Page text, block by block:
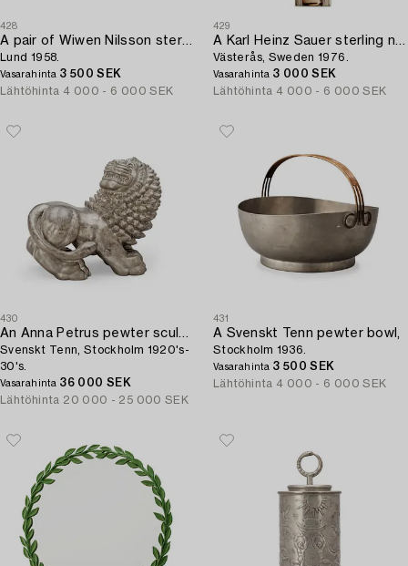
428
A pair of Wiwen Nilsson sterling cuff-links,
Lund 1958.
Vasarahinta 3 500 SEK
Lähtöhinta 4 000 - 6 000 SEK
429
A Karl Heinz Sauer sterling necklace with facet cup smoke topazes,
Västerås, Sweden 1976.
Vasarahinta 3 000 SEK
Lähtöhinta 4 000 - 6 000 SEK
430
An Anna Petrus pewter sculpture of a lion,
Svenskt Tenn, Stockholm 1920's-
30's.
Vasarahinta 36 000 SEK
Lähtöhinta 20 000 - 25 000 SEK
431
A Svenskt Tenn pewter bowl,
Stockholm 1936.
Vasarahinta 3 500 SEK
Lähtöhinta 4 000 - 6 000 SEK